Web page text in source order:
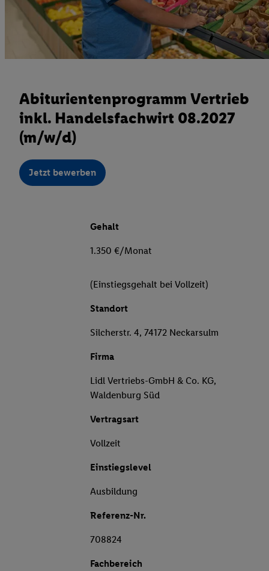
Abiturientenprogramm Vertrieb
inkl. Handelsfachwirt 08.2027
(m/w/d)
Jetzt bewerben
Gehalt
1.350 €/Monat
(Einstiegsgehalt bei Vollzeit)
Standort
Silcherstr. 4, 74172 Neckarsulm
Firma
Lidl Vertriebs-GmbH & Co. KG,
Waldenburg Süd
Vertragsart
Vollzeit
Einstiegslevel
Ausbildung
Referenz-Nr.
708824
Fachbereich